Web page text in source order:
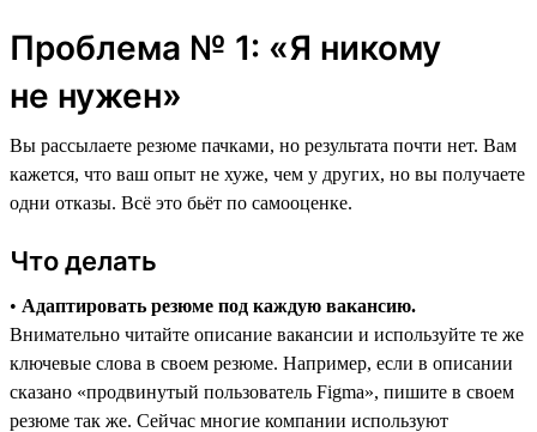
Проблема № 1: «Я никому
не нужен»
Вы рассылаете резюме пачками, но результата почти нет. Вам
кажется, что ваш опыт не хуже, чем у других, но вы получаете
одни отказы. Всё это бьёт по самооценке.
Что делать
• Адаптировать резюме под каждую вакансию.
Внимательно читайте описание вакансии и используйте те же
ключевые слова в своем резюме. Например, если в описании
сказано «продвинутый пользователь Figma», пишите в своем
резюме так же. Сейчас многие компании используют